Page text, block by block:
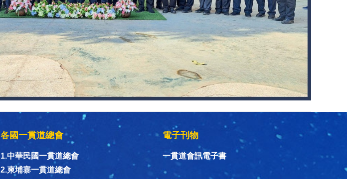
各國一貫道總會
1.中華民國一貫道總會
2.柬埔寨一貫道總會
電子刊物
一貫道會訊電子書